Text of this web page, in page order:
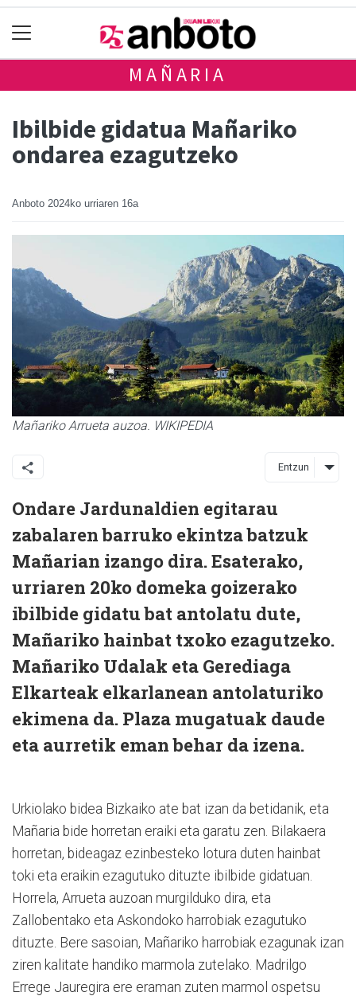
MAÑARIA
Ibilbide gidatua Mañariko
ondarea ezagutzeko
Anboto 2024ko urriaren 16a
Mañariko Arrueta auzoa. WIKIPEDIA
Entzun
Ondare Jardunaldien egitarau
zabalaren barruko ekintza batzuk
Mañarian izango dira. Esaterako,
urriaren 20ko domeka goizerako
ibilbide gidatu bat antolatu dute,
Mañariko hainbat txoko ezagutzeko.
Mañariko Udalak eta Gerediaga
Elkarteak elkarlanean antolaturiko
ekimena da. Plaza mugatuak daude
eta aurretik eman behar da izena.
Urkiolako bidea Bizkaiko ate bat izan da betidanik, eta
Mañaria bide horretan eraiki eta garatu zen. Bilakaera
horretan, bideagaz ezinbesteko lotura duten hainbat
toki eta eraikin ezagutuko dituzte ibilbide gidatuan.
Horrela, Arrueta auzoan murgilduko dira, eta
Zallobentako eta Askondoko harrobiak ezagutuko
dituzte. Bere sasoian, Mañariko harrobiak ezagunak izan
ziren kalitate handiko marmola zutelako. Madrilgo
Errege Jauregira ere eraman zuten marmol ospetsu